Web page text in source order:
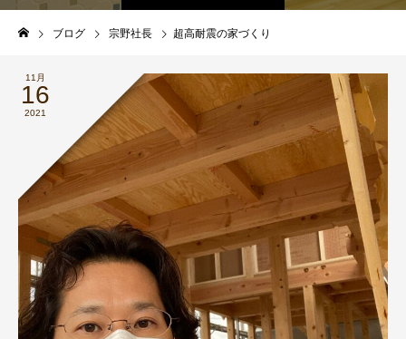
ブログ 宗野社長 超高耐震の家づくり
11月
16
2021